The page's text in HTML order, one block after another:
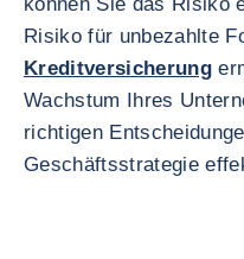
Risiko für unbezahlte
Kreditversicherung
Wachstum Ihres
richtigen
Geschäftsstrategie